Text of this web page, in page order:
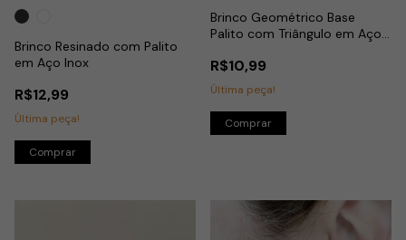
Brinco Resinado com Palito
em Aço Inox
R$12,99
Última peça!
Comprar
Brinco Geométrico Base
Palito com Triângulo em Aço
R$10,99
Última peça!